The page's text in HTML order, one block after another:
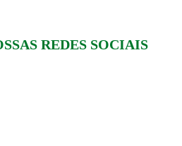
REDES SOCIAIS